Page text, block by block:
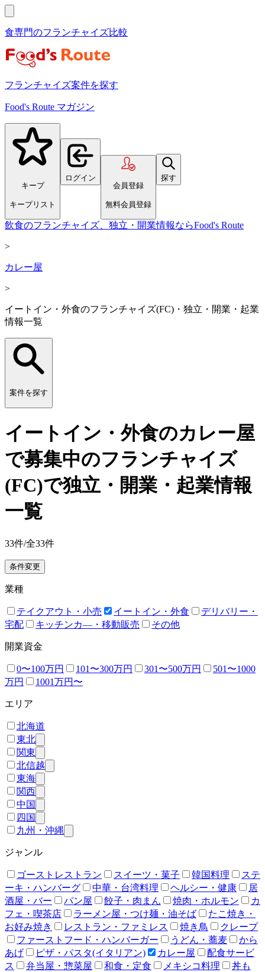
食専門のフランチャイズ比較
フランチャイズ案件を探す
Food's Route マガジン
キープ
キープリスト
ログイン
会員登録
無料会員登録
探す
飲食のフランチャイズ、独立・開業情報ならFood's Route
>
カレー屋
>
イートイン・外食のフランチャイズ(FC)・独立・開業・起業
情報一覧
案件を探す
イートイン・外食のカレー屋
で募集中のフランチャイズ
(FC)で独立・開業・起業情報
一覧
33件/全33件
条件変更
業種
テイクアウト・小売 イートイン・外食
デリバリー・
宅配
キッチンカ―・移動販売 その他
開業資金
0〜100万円 101〜300万円 301〜500万円
501〜1000
万円
1001万円〜
エリア
北海道
東北
関東
北信越
東海
関西
中国
四国
九州・沖縄
ジャンル
ゴーストレストラン スイーツ・菓子 韓国料理
ステ
ーキ・ハンバーグ
中華・台湾料理 ヘルシー・健康
居
酒屋・バー
パン屋 餃子・肉まん 焼肉・ホルモン
カ
フェ・喫茶店
ラーメン屋・つけ麺・油そば
たこ焼き・
お好み焼き
レストラン・ファミレス 焼き鳥
クレープ
ファーストフード・ハンバーガー
うどん・蕎麦
から
あげ
ピザ・パスタ(イタリアン) カレー屋
配食サービ
ス
弁当屋・惣菜屋 和食・定食 メキシコ料理
丼も